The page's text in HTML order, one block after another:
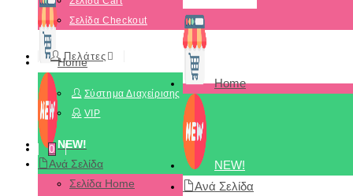
Σελίδα Checkout
Πελάτες
Σύστημα Διαχείρισης
VIP
0
Home
NEW!
Ανά Σελίδα
Σελίδα Home
Home
NEW!
Ανά Σελίδα